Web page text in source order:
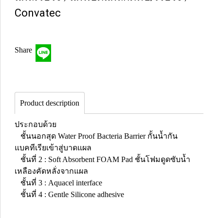
Convatec
Share
Product description
ประกอบด้วย
ชั้นนอกสุด Water Proof Bacteria Barrier กั้นน้ำกัน
แบคทีเรียเข้าสู่บาดแผล
ชั้นที่ 2 : Soft Absorbent FOAM Pad ชั้นโฟมดูดซับน้ำ
เหลืองคัดหลั่งจากแผล
ชั้นที่ 3 : Aquacel interface
ชั้นที่ 4 : Gentle Silicone adhesive